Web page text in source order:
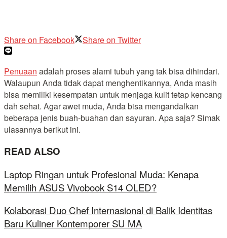
Share on Facebook Share on Twitter
Penuaan adalah proses alami tubuh yang tak bisa dihindari.
Walaupun Anda tidak dapat menghentikannya, Anda masih
bisa memiliki kesempatan untuk menjaga kulit tetap kencang
dah sehat. Agar awet muda, Anda bisa mengandalkan
beberapa jenis buah-buahan dan sayuran. Apa saja? Simak
ulasannya berikut ini.
READ ALSO
Laptop Ringan untuk Profesional Muda: Kenapa
Memilih ASUS Vivobook S14 OLED?
Kolaborasi Duo Chef Internasional di Balik Identitas
Baru Kuliner Kontemporer SU MA